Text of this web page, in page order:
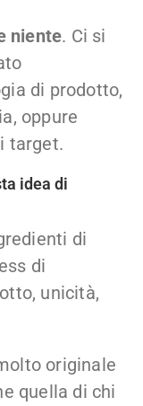
niente. Ci si
di prodotto,
oppure
target.
idea di
di
di
unicità,
originale
quella di chi